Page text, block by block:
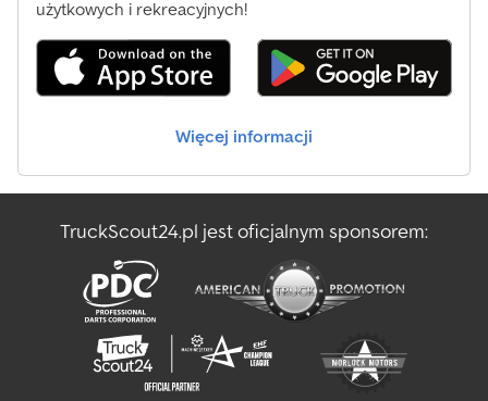
użytkowych i rekreacyjnych!
Więcej informacji
TruckScout24.pl jest oficjalnym sponsorem: